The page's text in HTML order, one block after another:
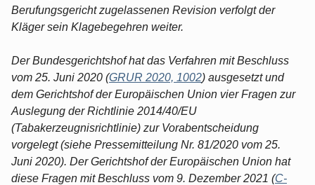
Berufungsgericht zugelassenen Revision verfolgt der
Kläger sein Klagebegehren weiter.
Der Bundesgerichtshof hat das Verfahren mit Beschluss
vom 25. Juni 2020 (GRUR 2020, 1002) ausgesetzt und
dem Gerichtshof der Europäischen Union vier Fragen zur
Auslegung der Richtlinie 2014/40/EU
(Tabakerzeugnisrichtlinie) zur Vorabentscheidung
vorgelegt (siehe Pressemitteilung Nr. 81/2020 vom 25.
Juni 2020). Der Gerichtshof der Europäischen Union hat
diese Fragen mit Beschluss vom 9. Dezember 2021 (C-